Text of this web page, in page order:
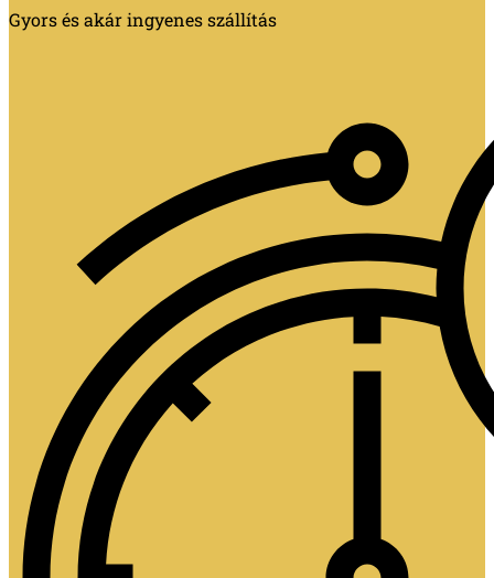
Gyors és akár ingyenes szállítás